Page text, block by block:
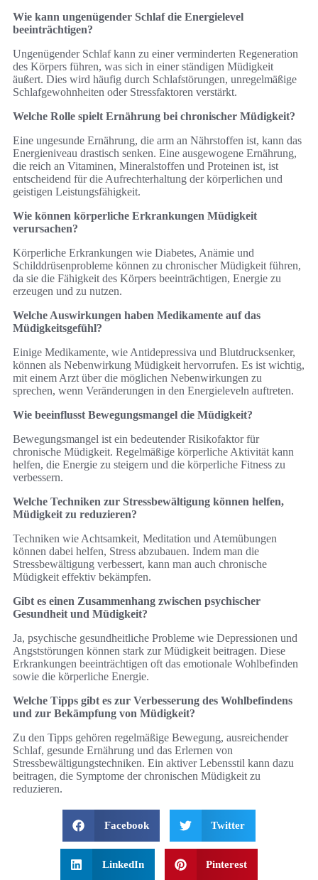
Wie kann ungenügender Schlaf die Energielevel
beeinträchtigen?
Ungenügender Schlaf kann zu einer verminderten Regeneration
des Körpers führen, was sich in einer ständigen Müdigkeit
äußert. Dies wird häufig durch Schlafstörungen, unregelmäßige
Schlafgewohnheiten oder Stressfaktoren verstärkt.
Welche Rolle spielt Ernährung bei chronischer Müdigkeit?
Eine ungesunde Ernährung, die arm an Nährstoffen ist, kann das
Energieniveau drastisch senken. Eine ausgewogene Ernährung,
die reich an Vitaminen, Mineralstoffen und Proteinen ist, ist
entscheidend für die Aufrechterhaltung der körperlichen und
geistigen Leistungsfähigkeit.
Wie können körperliche Erkrankungen Müdigkeit
verursachen?
Körperliche Erkrankungen wie Diabetes, Anämie und
Schilddrüsenprobleme können zu chronischer Müdigkeit führen,
da sie die Fähigkeit des Körpers beeinträchtigen, Energie zu
erzeugen und zu nutzen.
Welche Auswirkungen haben Medikamente auf das
Müdigkeitsgefühl?
Einige Medikamente, wie Antidepressiva und Blutdrucksenker,
können als Nebenwirkung Müdigkeit hervorrufen. Es ist wichtig,
mit einem Arzt über die möglichen Nebenwirkungen zu
sprechen, wenn Veränderungen in den Energieleveln auftreten.
Wie beeinflusst Bewegungsmangel die Müdigkeit?
Bewegungsmangel ist ein bedeutender Risikofaktor für
chronische Müdigkeit. Regelmäßige körperliche Aktivität kann
helfen, die Energie zu steigern und die körperliche Fitness zu
verbessern.
Welche Techniken zur Stressbewältigung können helfen,
Müdigkeit zu reduzieren?
Techniken wie Achtsamkeit, Meditation und Atemübungen
können dabei helfen, Stress abzubauen. Indem man die
Stressbewältigung verbessert, kann man auch chronische
Müdigkeit effektiv bekämpfen.
Gibt es einen Zusammenhang zwischen psychischer
Gesundheit und Müdigkeit?
Ja, psychische gesundheitliche Probleme wie Depressionen und
Angststörungen können stark zur Müdigkeit beitragen. Diese
Erkrankungen beeinträchtigen oft das emotionale Wohlbefinden
sowie die körperliche Energie.
Welche Tipps gibt es zur Verbesserung des Wohlbefindens
und zur Bekämpfung von Müdigkeit?
Zu den Tipps gehören regelmäßige Bewegung, ausreichender
Schlaf, gesunde Ernährung und das Erlernen von
Stressbewältigungstechniken. Ein aktiver Lebensstil kann dazu
beitragen, die Symptome der chronischen Müdigkeit zu
reduzieren.
Facebook Twitter
LinkedIn Pinterest